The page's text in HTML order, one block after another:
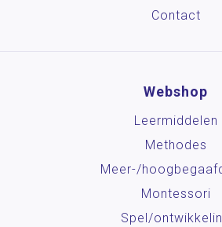
Contact
Webshop
Leermiddelen
Methodes
Meer-/
Montessori
Spel/